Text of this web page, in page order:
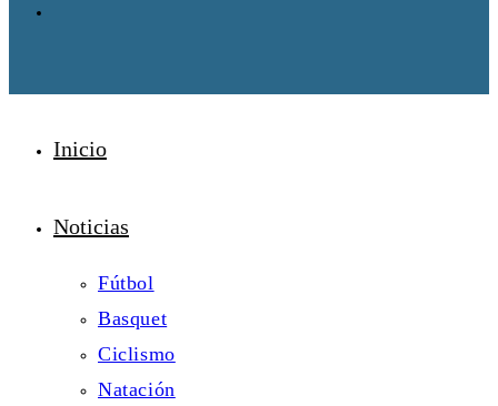
Inicio
Noticias
Fútbol
Basquet
Ciclismo
Natación